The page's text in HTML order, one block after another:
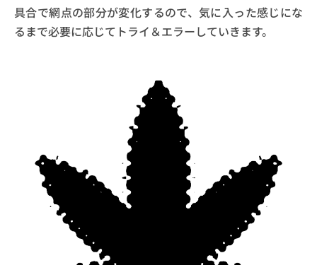
具合で網点の部分が変化するので、気に入った感じにな
るまで必要に応じてトライ＆エラーしていきます。